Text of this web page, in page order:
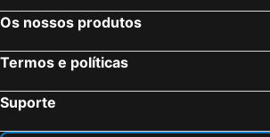
Os nossos produtos
Termos e políticas
Suporte